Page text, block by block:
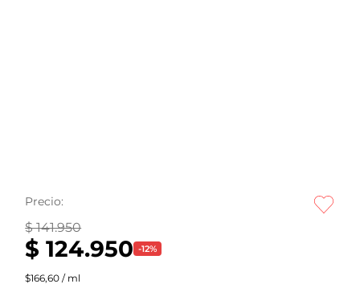
Precio:
$ 141.950
$ 124.950 -12%
$166,60 / ml